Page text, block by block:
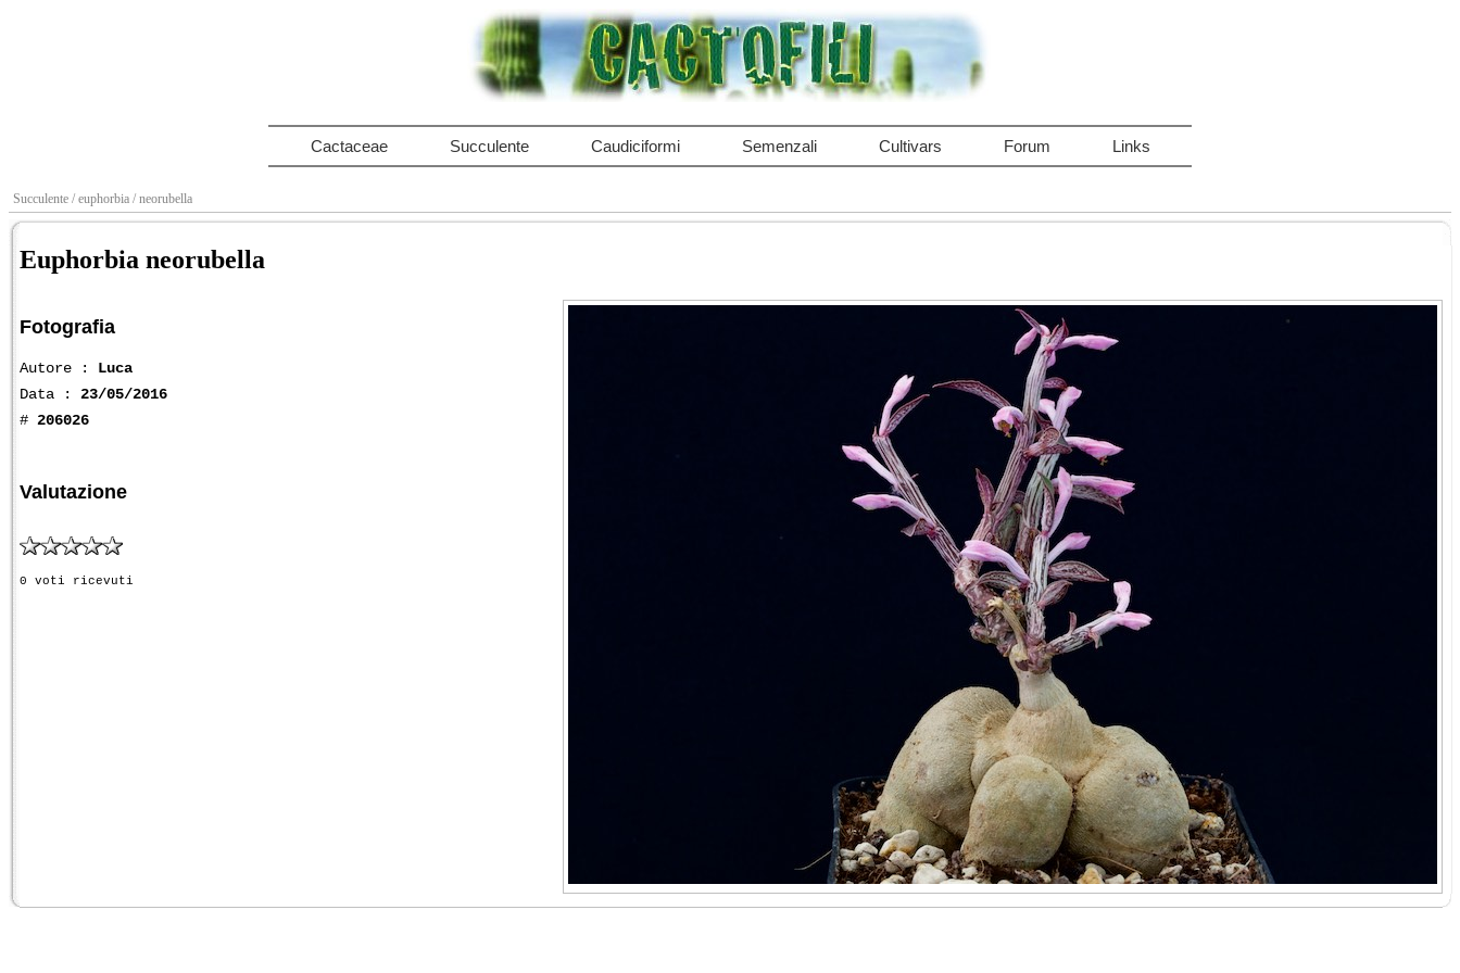
Cactaceae Succulente Caudiciformi Semenzali Cultivars Forum Links
Succulente / euphorbia / neorubella
Euphorbia neorubella
Fotografia
Autore : Luca
Data : 23/05/2016
# 206026
Valutazione
0 voti ricevuti